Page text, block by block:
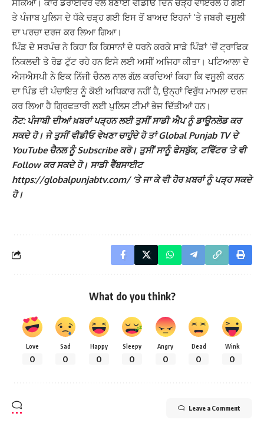
ਸਕਿਆ। ਕਾਰ ਡਰਾਈਵਰ ਵੱਲੋਂ ਬਣਾਈ ਵੀਡੀਓ ਦਿਨ ਚੜ੍ਹੇ ਵਾਇਰਲ ਹੋ ਗਈ
ਤੇ ਪੰਜਾਬ ਪੁਲਿਸ ਦੇ ਧੱਕੇ ਚੜ੍ਹ ਗਈ ਇਸ ਤੋਂ ਬਾਅਦ ਇਹਨਾਂ ‘ਤੇ ਜਬਰੀ ਵਸੂਲੀ
ਦਾ ਪਰਚਾ ਦਰਜ ਕਰ ਲਿਆ ਗਿਆ।
ਪਿੰਡ ਦੇ ਸਰਪੰਚ ਨੇ ਕਿਹਾ ਕਿ ਕਿਸਾਨਾਂ ਦੇ ਧਰਨੇ ਕਰਕੇ ਸਾਡੇ ਪਿੰਡਾਂ ‘ਚੋਂ ਟ੍ਰਾਫਿਕ
ਨਿਕਲਦੀ ਤੇ ਰੋਡ ਟੁੱਟ ਰਹੇ ਹਨ ਇਸੇ ਲਈ ਅਸੀਂ ਅਜਿਹਾ ਕੀਤਾ। ਪਟਿਆਲਾ ਦੇ
ਐਸਐਸਪੀ ਨੇ ਇਕ ਨਿੱਜੀ ਚੈਨਲ ਨਾਲ ਗੱਲ਼ ਕਰਦਿਆਂ ਕਿਹਾ ਕਿ ਵਸੂਲੀ ਕਰਨ
ਦਾ ਪਿੰਡ ਦੀ ਪੰਚਾਇਤ ਨੂੰ ਕੋਈ ਅਧਿਕਾਰ ਨਹੀਂ ਹੈ, ਉਨ੍ਹਾਂ ਵਿਰੁੱਧ ਮਾਮਲਾ ਦਰਜ
ਕਰ ਲਿਆ ਹੈ ਗ੍ਰਿਫਤਾਰੀ ਲਈ ਪੁਲਿਸ ਟੀਮਾਂ ਭੇਜ ਦਿੱਤੀਆਂ ਹਨ।
ਨੋਟ: ਪੰਜਾਬੀ ਦੀਆਂ ਖ਼ਬਰਾਂ ਪੜ੍ਹਨ ਲਈ ਤੁਸੀਂ ਸਾਡੀ ਐਪ ਨੂੰ ਡਾਊਨਲੋਡ ਕਰ
ਸਕਦੇ ਹੋ। ਜੇ ਤੁਸੀਂ ਵੀਡੀਓ ਵੇਖਣਾ ਚਾਹੁੰਦੇ ਹੋ ਤਾਂ Global Punjab TV ਦੇ
YouTube ਚੈਨਲ ਨੂੰ Subscribe ਕਰੋ। ਤੁਸੀਂ ਸਾਨੂੰ ਫੇਸਬੁੱਕ, ਟਵਿੱਟਰ ‘ਤੇ ਵੀ
Follow ਕਰ ਸਕਦੇ ਹੋ। ਸਾਡੀ ਵੈੱਬਸਾਈਟ
https://globalpunjabtv.com/ ‘ਤੇ ਜਾ ਕੇ ਵੀ ਹੋਰ ਖ਼ਬਰਾਂ ਨੂੰ ਪੜ੍ਹ ਸਕਦੇ
ਹੋ।
What do you think?
Love
0
Sad
0
Happy
0
Sleepy
0
Angry
0
Dead
0
Wink
0
Leave a Comment